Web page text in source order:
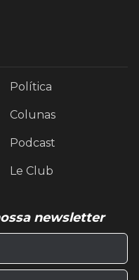
Política
Colunas
Podcast
Le Club
newsletter